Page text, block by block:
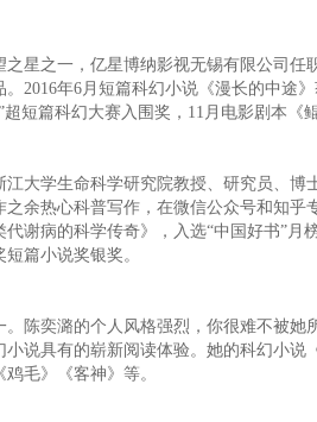
之一，亿星博纳影视无锡有限公司任
2016年6月短篇科幻小说《漫长的中途
短篇科幻大赛入围奖，11月电影剧本《
学生命科学研究院教授、研究员、博
余热心科普写作，在微信公众号和知乎
代谢病的科学传奇》，入选“中国好书”
篇小说奖银奖。
奕潞的个人风格强烈，你很难不被她
说具有的崭新阅读体验。她的科幻小
毛》《客神》等。